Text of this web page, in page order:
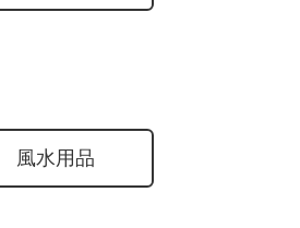
風水用品